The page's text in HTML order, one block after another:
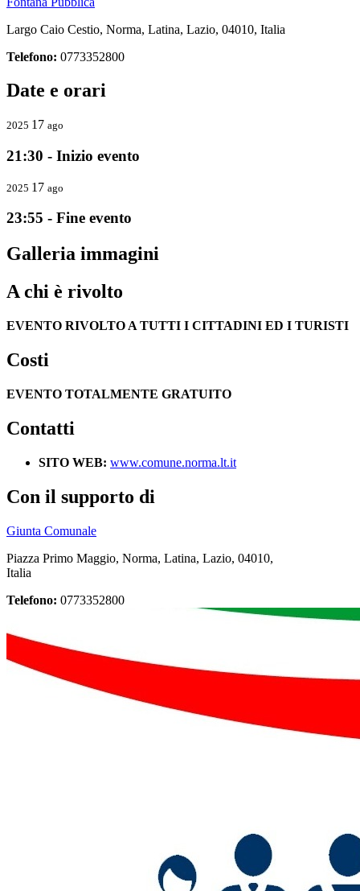
Largo Caio Cestio, Norma, Latina, Lazio, 04010, Italia
Telefono: 0773352800
Date e orari
2025 17 ago
21:30 - Inizio evento
2025 17 ago
23:55 - Fine evento
Galleria immagini
A chi è rivolto
EVENTO RIVOLTO A TUTTI I CITTADINI ED I TURISTI
Costi
EVENTO TOTALMENTE GRATUITO
Contatti
SITO WEB: www.comune.norma.lt.it
Con il supporto di
Giunta Comunale
Piazza Primo Maggio, Norma, Latina, Lazio, 04010,
Italia
Telefono: 0773352800